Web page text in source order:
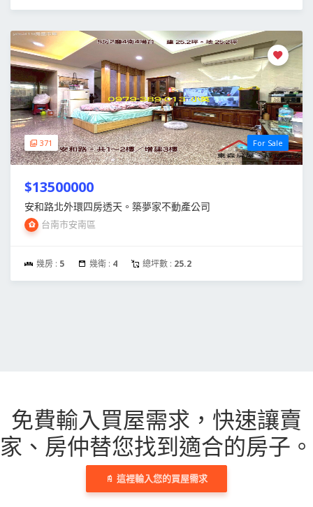
371 For Sale
$13500000
安和路北外環四房透天。築夢家不動產公司
台南市安南區
幾房 : 5 幾衛 : 4 總坪數 : 25.2
免費輸入買屋需求， 快速讓賣
家、房仲替您找到適合的房子。
這裡輸入您的買屋需求